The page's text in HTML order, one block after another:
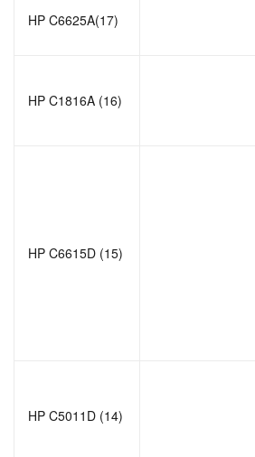
HP C6625A(17)
HP C1816A (16)
HP C6615D (15)
HP C5011D (14)